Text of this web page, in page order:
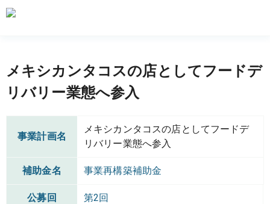
メキシカンタコスの店としてフードデ
リバリー業態へ参入
事業計画名
メキシカンタコスの店としてフードデ
リバリー業態へ参入
補助金名 事業再構築補助金
公募回 第2回